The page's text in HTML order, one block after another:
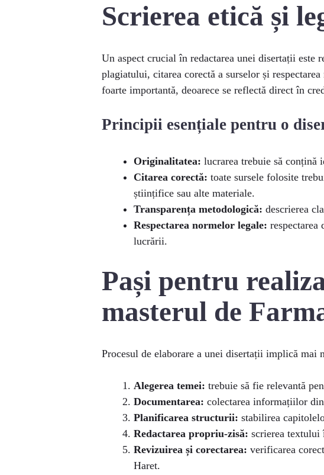
Scrierea etică și
Un aspect crucial în redactarea unei disertații este
plagiatului, citarea corectă a surselor și
foarte importantă, deoarece se reflectă direct în
Principii esențiale pentru o
Originalitatea: lucrarea trebuie să conțină
Citarea corectă: toate sursele folosite
științifice sau alte materiale.
Transparența metodologică: descrierea
Respectarea normelor legale:
lucrării.
Pași pentru
masterul de
Procesul de elaborare a unei disertații implică mai
Alegerea temei: trebuie să fie relevantă
Documentarea: colectarea informațiilor
Planificarea structurii: stabilirea
Redactarea propriu-zisă: scrierea textului
Revizuirea și corectarea: verificarea
Haret.